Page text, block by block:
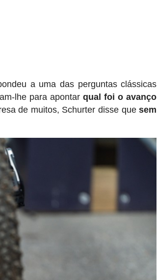
a uma das perguntas clássicas
lhe para apontarqual foi o avanço
de muitos, Schurter disse quesem